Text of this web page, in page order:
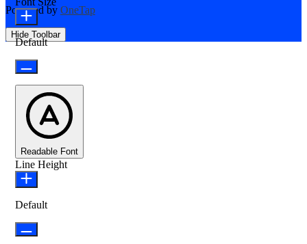
Powered by OneTap
Hide Toolbar
Default
Readable Font
Line Height
Default